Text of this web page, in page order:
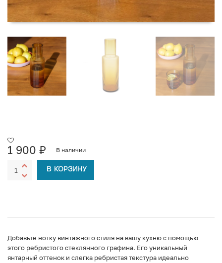
1 900 ₽ В наличии
В КОРЗИНУ
Добавьте нотку винтажного стиля на вашу кухню с помощью
этого ребристого стеклянного графина. Его уникальный
янтарный оттенок и слегка ребристая текстура идеально